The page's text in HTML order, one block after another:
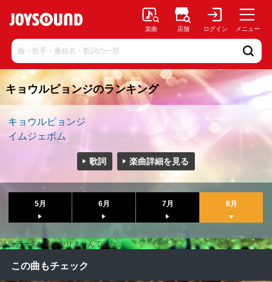
楽曲 店舗 ログイン メニュー
キョウルピョンジのランキング
キョウルピョンジ
イムジェボム
歌詞 楽曲詳細を見る
5月 6月 7月 8月
該当データが見つかりませんでした。
この曲もチェック